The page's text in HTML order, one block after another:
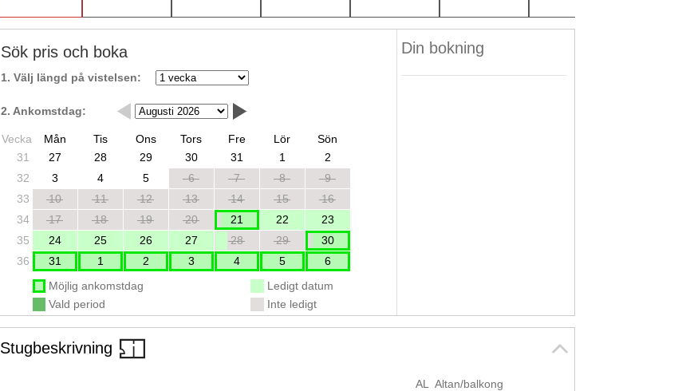
Sök pris och boka
1. Välj längd på vistelsen:
2. Ankomstdag:
Vecka Mån Tis Ons Tors Fre Lör
Sön
31
27 28 29 30 31 1
2
32
3 4 5 6 7 8
9
33
10 11 12 13 14 15
16
34
17 18 19 20 21 22
23
35
24 25 26 27 28 29
30
36
31 1 2 3 4 5
6
Möjlig ankomstdag
Vald period
Ledigt datum
Inte ledigt
Din bokning
Stugbeskrivning
AL
Altan/balkong